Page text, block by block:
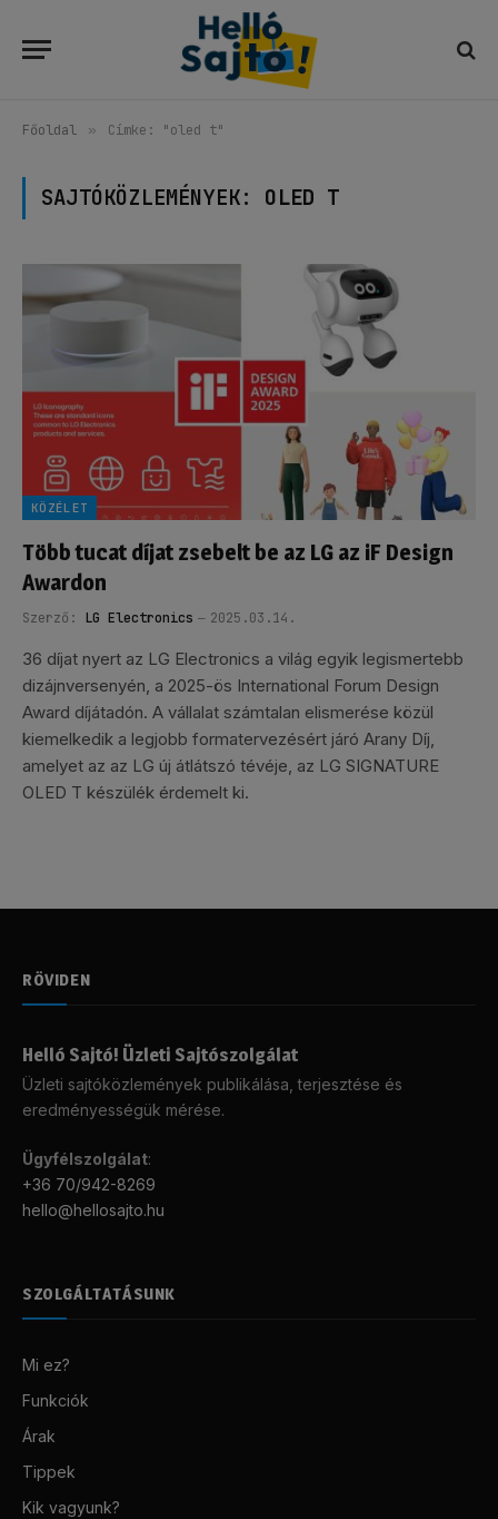
Főoldal » Címke: "oled t"
SAJTÓKÖZLEMÉNYEK: OLED T
KÖZÉLET
Több tucat díjat zsebelt be az LG az iF Design
Awardon
Szerző: LG Electronics 2025.03.14.
36 díjat nyert az LG Electronics a világ egyik legismertebb
dizájnversenyén, a 2025-ös International Forum Design
Award díjátadón. A vállalat számtalan elismerése közül
kiemelkedik a legjobb formatervezésért járó Arany Díj,
amelyet az az LG új átlátszó tévéje, az LG SIGNATURE
OLED T készülék érdemelt ki.
RÖVIDEN
Helló Sajtó! Üzleti Sajtószolgálat
Üzleti sajtóközlemények publikálása, terjesztése és
eredményességük mérése.
Ügyfélszolgálat:
+36 70/942-8269
hello@hellosajto.hu
SZOLGÁLTATÁSUNK
Mi ez?
Funkciók
Árak
Tippek
Kik vagyunk?